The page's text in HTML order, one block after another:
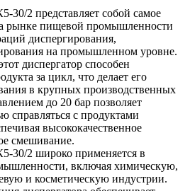
30/2 представляет собой самое
рынке пищевой промышленности
диспергирования,
на промышленном уровне.
диспергатор способен
за цикл, что делает его
в крупных производственных
до 20 бар позволяет
справляться с продуктами
высококачественное
смешивание.
30/2 широко применяется в
включая химическую,
и косметическую индустрии.